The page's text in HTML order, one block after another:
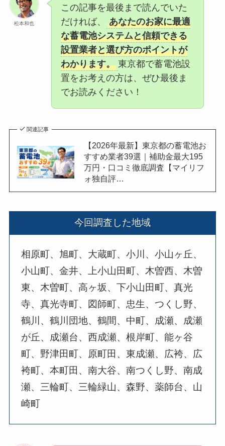
松本和也
この記事を最後まで読んでいた
だければ、
あなたのお家に最適
な蓄電池システムと信頼できる
設置業者と選び方のポイントが
わかります。 東京都で蓄電池設
置をお考えの方は、ぜひ最後ま
でお読みください！
関連記事
【2026年最新】東京都の蓄電池お
すすめ業者39選｜補助金最大195
万円・口コミ徹底調査【マイリフ
ォ独自評…
今回調査した地域
相原町、旭町、大蔵町、小川、小山ヶ丘、
小山町、金井、上小山田町、木曽西、木曽
東、木曽町、高ヶ坂、下小山田町、真光
寺、真光寺町、図師町、忠生、つくし野、
鶴川、鶴川団地、鶴間、中町、成瀬、成瀬
が丘、成瀬台、西成瀬、根岸町、能ヶ谷
町、野津田町、原町田、東成瀬、広袴、広
袴町、本町田、南大谷、南つくし野、南成
瀬、三輪町、三輪緑山、森野、薬師台、山
崎町